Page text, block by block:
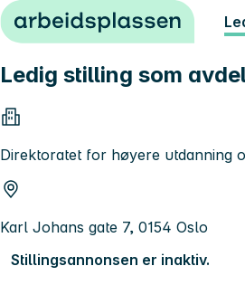
Hopp til innhold
Ledig stilling som
Direktoratet for høyere utdanning
Karl Johans gate 7, 0154 Oslo
Stillingsannonsen er inaktiv.